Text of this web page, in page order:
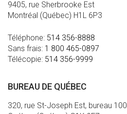
9405, rue Sherbrooke Est
Montréal (Québec) H1L 6P3
Téléphone: 514 356-8888
Sans frais: 1 800 465-0897
Télécopie: 514 356-9999
BUREAU DE QUÉBEC
320, rue St-Joseph Est, bureau 100